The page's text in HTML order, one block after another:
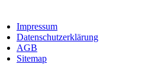
Impressum
Datenschutzerklärung
AGB
Sitemap